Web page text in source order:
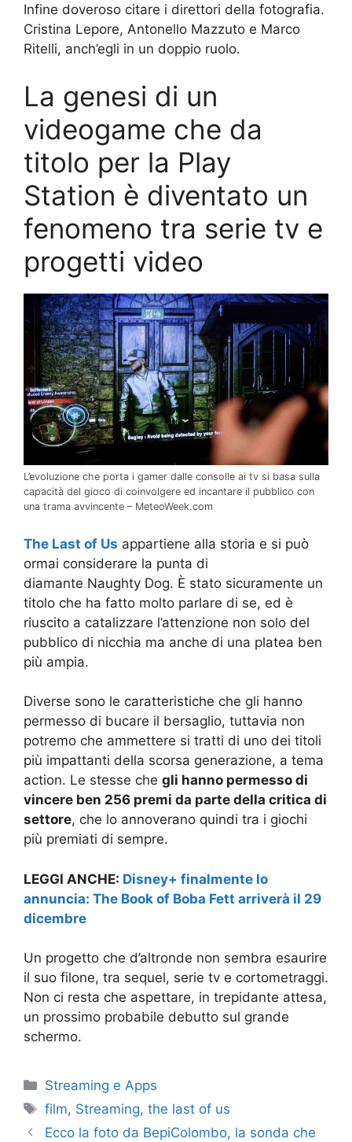
Infine doveroso citare i direttori della fotografia.
Cristina Lepore, Antonello Mazzuto e Marco
Ritelli, anch’egli in un doppio ruolo.
La genesi di un
videogame che da
titolo per la Play
Station è diventato un
fenomeno tra serie tv e
progetti video
L’evoluzione che porta i gamer dalle consolle ai tv si basa sulla
capacità del gioco di coinvolgere ed incantare il pubblico con
una trama avvincente – MeteoWeek.com
The Last of Us appartiene alla storia e si può
ormai considerare la punta di
diamante Naughty Dog. È stato sicuramente un
titolo che ha fatto molto parlare di se, ed è
riuscito a catalizzare l’attenzione non solo del
pubblico di nicchia ma anche di una platea ben
più ampia.
Diverse sono le caratteristiche che gli hanno
permesso di bucare il bersaglio, tuttavia non
potremo che ammettere si tratti di uno dei titoli
più impattanti della scorsa generazione, a tema
action. Le stesse che gli hanno permesso di
vincere ben 256 premi da parte della critica di
settore, che lo annoverano quindi tra i giochi
più premiati di sempre.
LEGGI ANCHE: Disney+ finalmente lo
annuncia: The Book of Boba Fett arriverà il 29
dicembre
Un progetto che d’altronde non sembra esaurire
il suo filone, tra sequel, serie tv e cortometraggi.
Non ci resta che aspettare, in trepidante attesa,
un prossimo probabile debutto sul grande
schermo.
Categorie
Streaming e Apps
Tag
film, Streaming,the last of us
Ecco la foto da BepiColombo, la sonda che